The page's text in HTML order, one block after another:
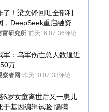
了！梁文锋回吐全部利
，DeepSeek重启融资
富研究所 前天16:07 36评论
军：乌军伤亡总人数逼近
万
察者网 昨天10:07 33评论
6岁女童离世后又一患儿
于基因编辑试验 隐瞒一